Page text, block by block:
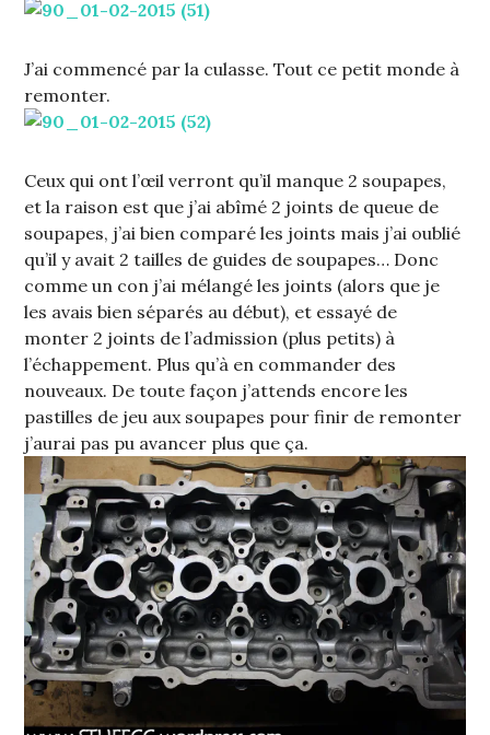
J’ai commencé par la culasse. Tout ce petit monde à
remonter.
Ceux qui ont l’œil verront qu’il manque 2 soupapes,
et la raison est que j’ai abîmé 2 joints de queue de
soupapes, j’ai bien comparé les joints mais j’ai oublié
qu’il y avait 2 tailles de guides de soupapes… Donc
comme un con j’ai mélangé les joints (alors que je
les avais bien séparés au début), et essayé de
monter 2 joints de l’admission (plus petits) à
l’échappement. Plus qu’à en commander des
nouveaux. De toute façon j’attends encore les
pastilles de jeu aux soupapes pour finir de remonter
j’aurai pas pu avancer plus que ça.